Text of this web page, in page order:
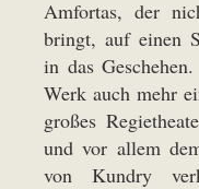
Amfortas, der
bringt, auf einen
in das
Werk auch mehr
großes
und vor allem
von Kundry